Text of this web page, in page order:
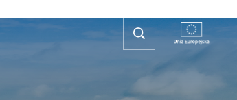
PLAN OGÓLNY